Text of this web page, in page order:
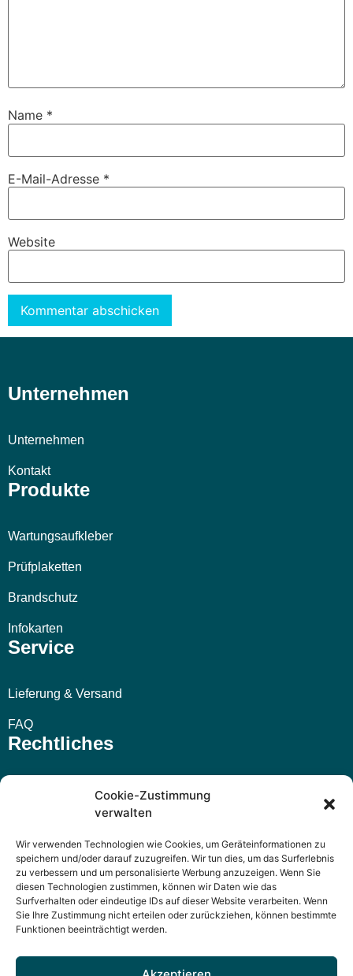
Cookie-Zustimmung
verwalten
Wir verwenden Technologien wie Cookies, um Geräteinformationen zu
speichern und/oder darauf zuzugreifen. Wir tun dies, um das Surferlebnis
zu verbessern und um personalisierte Werbung anzuzeigen. Wenn Sie
diesen Technologien zustimmen, können wir Daten wie das
Surfverhalten oder eindeutige IDs auf dieser Website verarbeiten. Wenn
Sie Ihre Zustimmung nicht erteilen oder zurückziehen, können bestimmte
Funktionen beeinträchtigt werden.
Name *
E-Mail-Adresse *
Website
Unternehmen
Unternehmen
Kontakt
Produkte
Wartungsaufkleber
Prüfplaketten
Brandschutz
Infokarten
Service
Lieferung & Versand
FAQ
Rechtliches
Widerrufsbelehrung
Datenschutzerklärung